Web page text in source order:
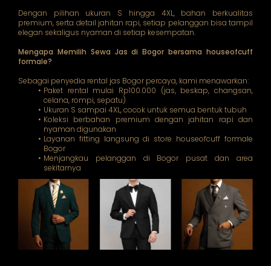
Dengan pilihan ukuran S hingga 4XL, bahan berkualitas
premium, serta detail jahitan rapi, setiap pelanggan bisa tampil
elegan sekaligus nyaman di setiap kesempatan.
Mengapa Memilih Sewa Jas di Bogor bersama houseofcuff
formale?
Sebagai penyedia rental jas Bogor percaya, kami menawarkan:
Paket rental mulai Rp100.000 (jas, beskap, changsan,
celana, rompi, sepatu)
Ukuran S sampai 4XL, cocok untuk semua bentuk tubuh
Koleksi berbahan premium dengan jahitan rapi dan
nyaman digunakan
Layanan fitting langsung di store houseofcuff formale
Bogor
Menjangkau pelanggan di Bogor pusat dan area
sekitarnya